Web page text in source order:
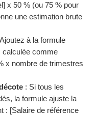
x 50 % (ou 75 % pour
une estimation brute
à la formule
calculée comme
x nombre de trimestres
: Si tous les
la formule ajuste la
: [Salaire de référence